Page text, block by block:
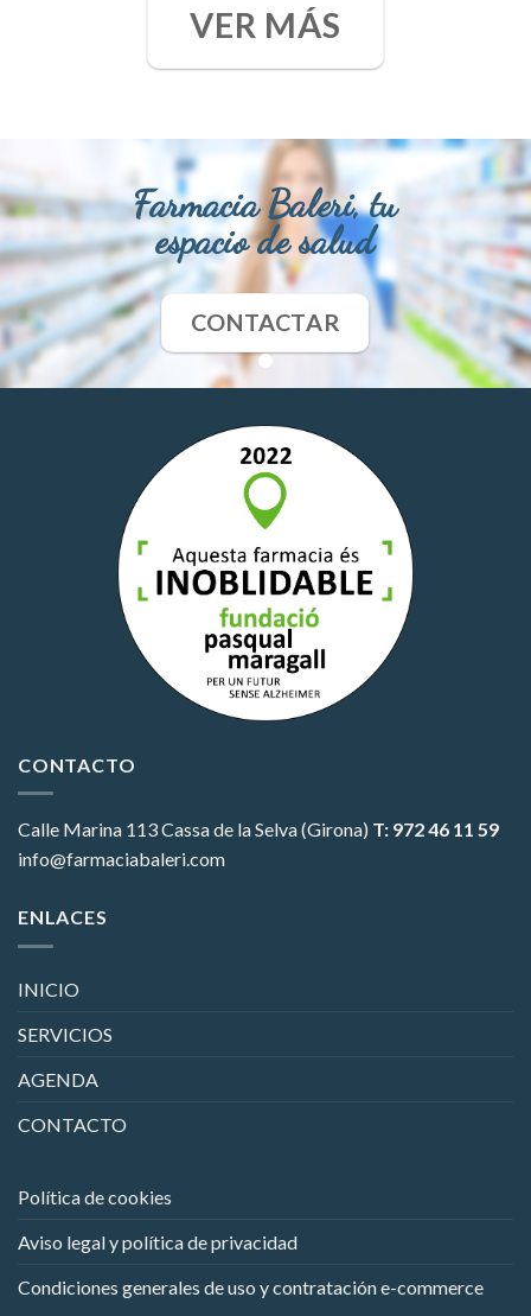
VER MÁS
Farmacia Baleri, tu
espacio de salud
CONTACTAR
CONTACTO
Calle Marina 113Cassa de la Selva (Girona) T: 972 46 11 59
info@farmaciabaleri.com
ENLACES
INICIO
SERVICIOS
AGENDA
CONTACTO
Política de cookies
Aviso legal y política de privacidad
Condiciones generales de uso y contratación e-commerce